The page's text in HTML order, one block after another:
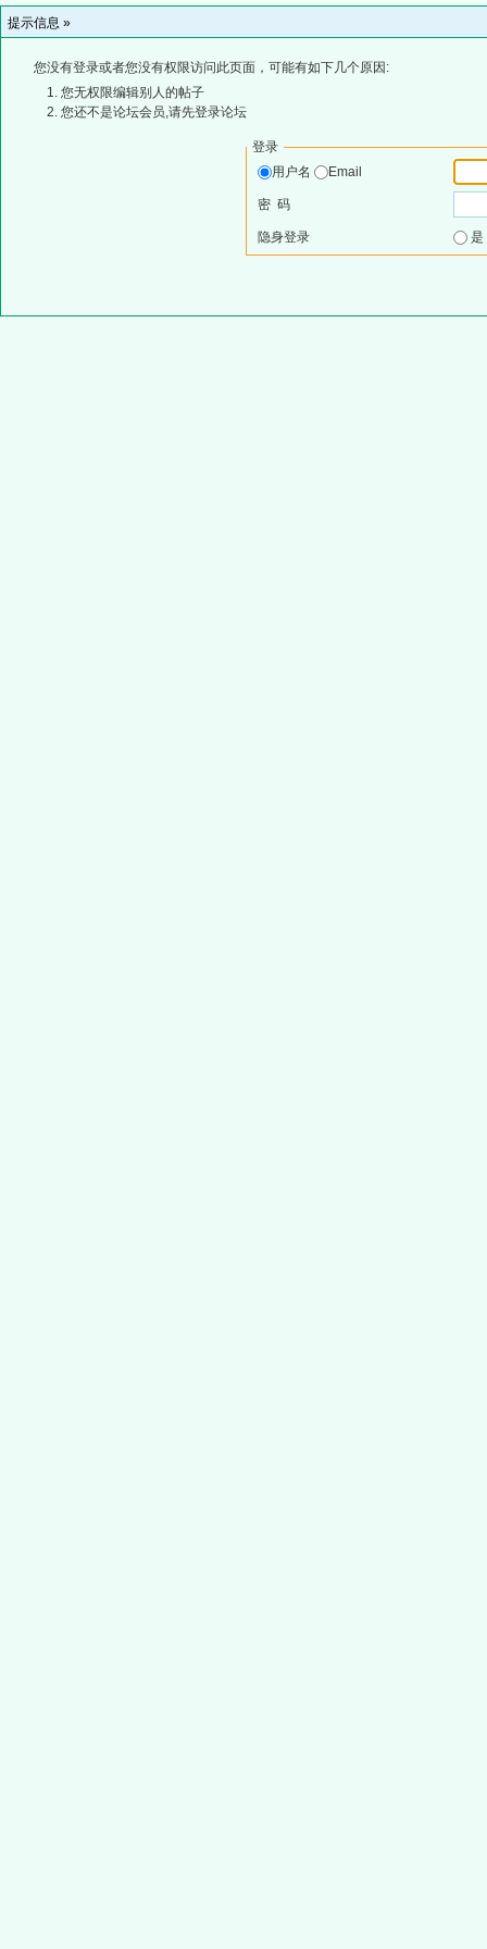
提示信息 »
您没有登录或者您没有权限访问此页面，可能有如下几个原因:
您无权限编辑别人的帖子
您还不是论坛会员,请先登录论坛
登录
用户名
Email
密 码
隐身登录